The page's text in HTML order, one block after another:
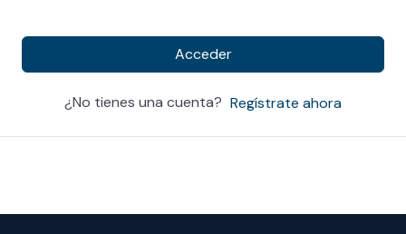
Acceder
¿No tienes una cuenta? Regístrate ahora